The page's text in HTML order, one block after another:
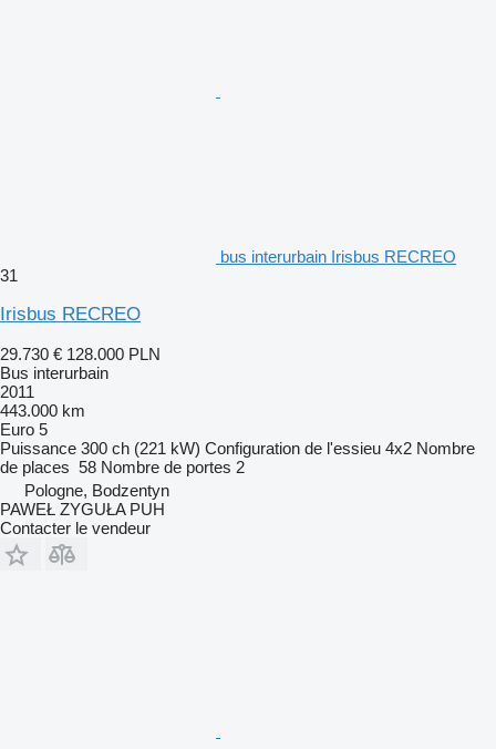
bus interurbain Irisbus RECREO
31
Irisbus RECREO
29.730 € 128.000 PLN
Bus interurbain
2011
443.000 km
Euro 5
Puissance 300 ch (221 kW) Configuration de l'essieu 4x2 Nombre
de places 58 Nombre de portes 2
Pologne, Bodzentyn
PAWEŁ ZYGUŁA PUH
Contacter le vendeur